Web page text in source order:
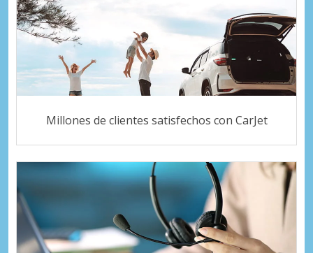
Millones de clientes satisfechos con CarJet